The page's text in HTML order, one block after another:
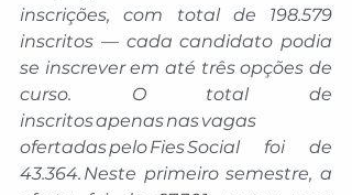
inscrições, com total de 198.579
inscritos — cada candidato podia
se inscrever em até três opções de
curso. O total de
inscritos apenas nas vagas
ofertadas pelo Fies Social foi de
43.364. Neste primeiro semestre, a